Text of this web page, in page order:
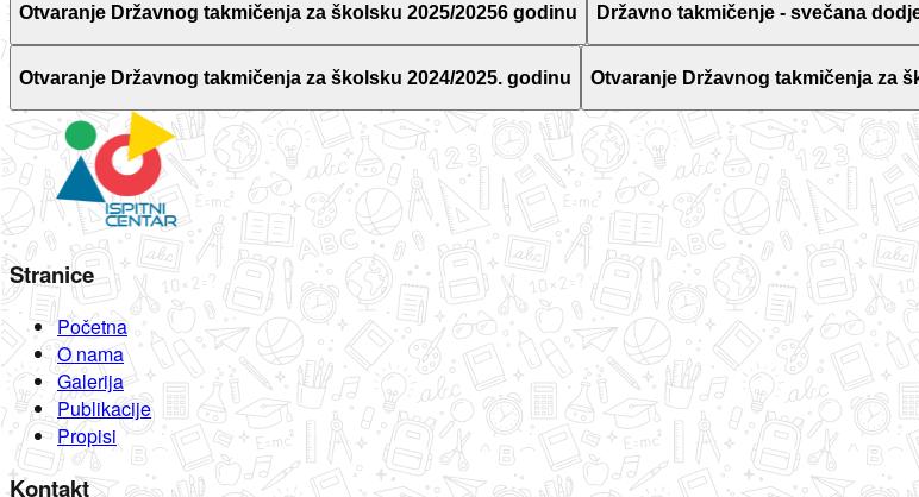
Otvaranje Državnog takmičenja za školsku 2025/20256 godinu Državno takmičenje - svečana
Otvaranje Državnog takmičenja za školsku 2024/2025. godinu Otvaranje Državnog takmičenja za
Stranice
Početna
O nama
Galerija
Publikacije
Propisi
Kontakt